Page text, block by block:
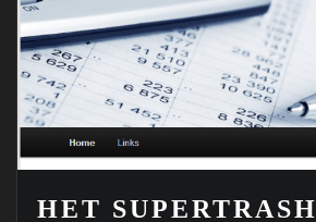
HET SUPERTRASH